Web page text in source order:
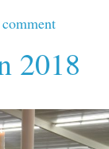
2018